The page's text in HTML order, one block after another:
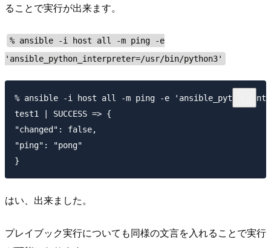
ることで実行が出来ます。
% ansible -i host all -m ping -e
'ansible_python_interpreter=/usr/bin/python3'
% ansible -i host all -m ping -e
test1 | SUCCESS => {
"changed": false,
"ping": "pong"
はい、出来ました。
プレイブック実行についても同様の文言を入れることで実行